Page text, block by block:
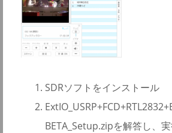
SDRソフトをインストール
BETA_Setup.zipを解答し、